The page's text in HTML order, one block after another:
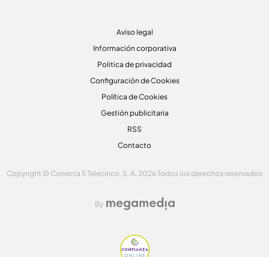
Aviso legal
Información corporativa
Politica de privacidad
Configuración de Cookies
Política de Cookies
Gestión publicitaria
RSS
Contacto
Copyright © Conecta 5 Telecinco, S. A. 2026 Todos los derechos reservados
By